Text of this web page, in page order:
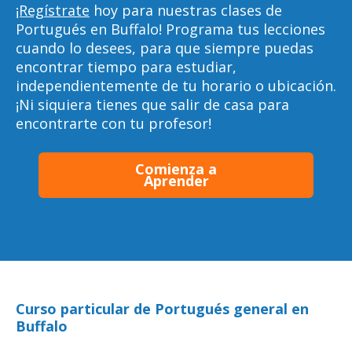
¡Regístrate hoy para nuestras clases de
Portugués en Buffalo! Programa tus lecciones
cuando lo desees, para que siempre puedas
encontrar tiempo para estudiar,
independientemente de tu horario o ubicación.
¡Ni siquiera tienes que salir de casa para
encontrarte con tu profesor!
Comienza a
Aprender
Curso particular de Portugués general en
Buffalo